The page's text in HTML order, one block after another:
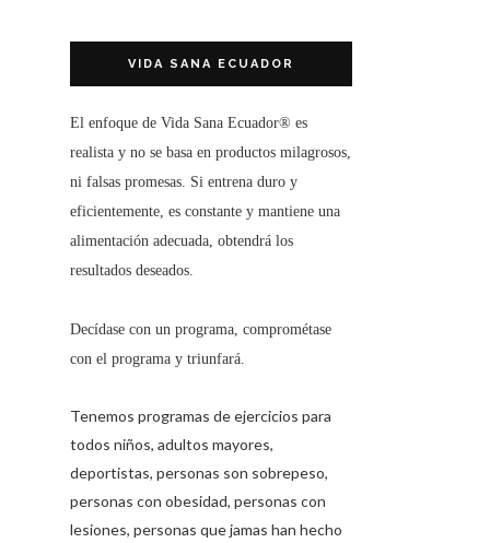
VIDA SANA ECUADOR
El enfoque de Vida Sana Ecuador® es
realista y no se basa en productos milagrosos,
ni falsas promesas. Si entrena duro y
eficientemente, es constante y mantiene una
alimentación adecuada, obtendrá los
resultados deseados.
Decídase con un programa, comprométase
con el programa y triunfará.
Tenemos programas de ejercicios para
todos niños, adultos mayores,
deportistas, personas son sobrepeso,
personas con obesidad, personas con
lesiones, personas que jamas han hecho